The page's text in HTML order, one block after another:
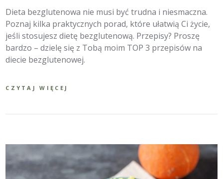
Dieta bezglutenowa nie musi być trudna i niesmaczna.
Poznaj kilka praktycznych porad, które ułatwią Ci życie,
jeśli stosujesz dietę bezglutenową. Przepisy? Proszę
bardzo – dzielę się z Tobą moim TOP 3 przepisów na
diecie bezglutenowej.
CZYTAJ WIĘCEJ